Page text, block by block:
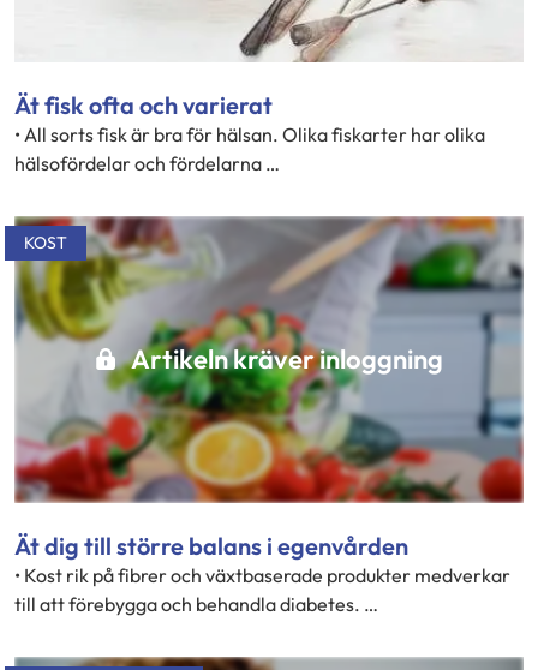
Ät fisk ofta och varierat
• All sorts fisk är bra för hälsan. Olika fiskarter har olika
hälsofördelar och fördelarna …
Artikeln kräver inloggning
KOST
Ät dig till större balans i egenvården
• Kost rik på fibrer och växtbaserade produkter medverkar
till att förebygga och behandla diabetes. …